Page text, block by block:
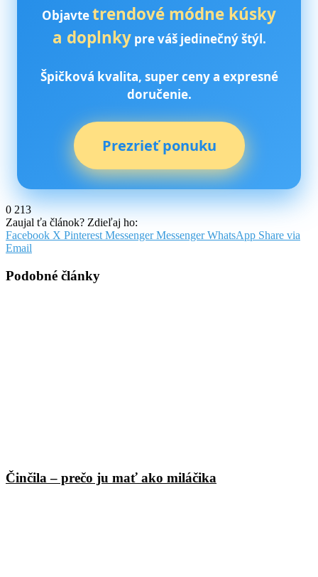
Objavtetrendové módne kúsky
a doplnkypre váš jedinečný štýl.
Špičková kvalita, super ceny a expresné
doručenie.
Prezrieť ponuku
0 213
Zaujal ťa článok? Zdieľaj ho:
Facebook X Pinterest Messenger Messenger WhatsApp Share via
Email
Podobné články
Činčila – prečo ju mať ako miláčika